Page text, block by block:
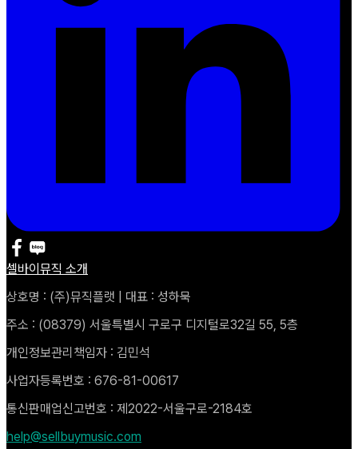
셀바이뮤직 소개
상호명 : (주)뮤직플랫 | 대표 : 성하묵
주소 : (08379) 서울특별시 구로구 디지털로32길 55, 5층
개인정보관리책임자 : 김민석
사업자등록번호 : 676-81-00617
통신판매업신고번호 : 제2022-서울구로-2184호
help@sellbuymusic.com